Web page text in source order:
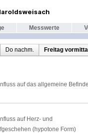
Messwerte
Do nachm. Freitag
auf das allgemeine
auf Herz- und
(hypotone Form)